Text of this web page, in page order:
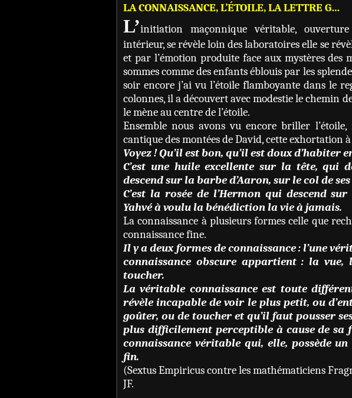
LA CONNAISSANCE, L’ÉTOILE, LA LETTRE G…
L’initiation maçonnique véritable,
intérieur, se révèle loin des laboratoires elle se
et par l’émotion produite face aux mystères des
sommes comme des enfants éblouis par les
soir encore j’ai vu l’étoile flamboyante dans le
colonnes, il a découvert avec modestie le chemin
le mène au centre de l’étoile.
Ensemble nous avons vu encore briller
cantique des montées de David, cette exhortation
Voyez ! Qu’il est bon, qu’il est doux d’habiter
C’est une huile excellente sur la tête, qui
descend sur la barbe d’Aaron, sur le col de
C’est la rosée de l’Hermon qui descend
Yahvé à voulu la bénédiction la vie à jamais.
La connaissance à plusieurs formes celle que
connaissance fine.
Il y a deux formes de connaissance : l’une
connaissance obscure appartient : la vue,
toucher.
La véritable connaissance est toute
révèle incapable de voir le plus petit, ou
goûter, ou de toucher et qu’il faut pousser
plus difficilement perceptible à cause de sa
connaissance véritable qui, elle, possède
fin.
(Sextus Empiricus contre les mathématiciens
JF.